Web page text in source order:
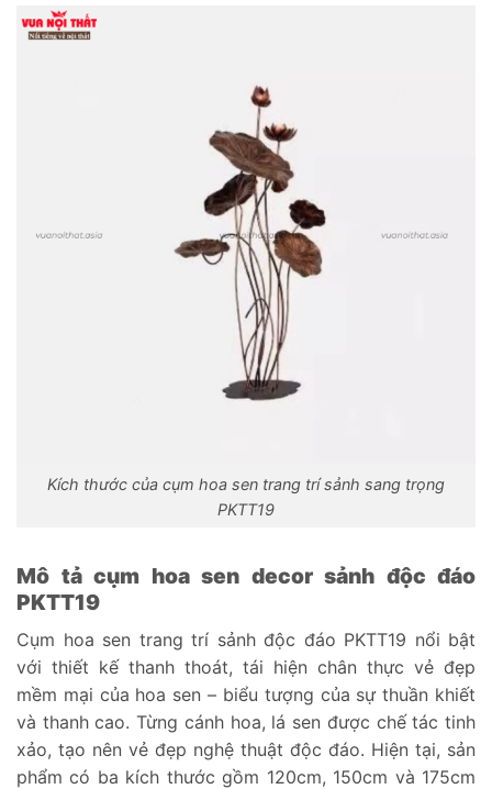
Kích thước của cụm hoa sen trang trí sảnh sang trọng
PKTT19
Mô tả cụm hoa sen decor sảnh độc đáo
PKTT19
Cụm hoa sen trang trí sảnh độc đáo PKTT19 nổi bật
với thiết kế thanh thoát, tái hiện chân thực vẻ đẹp
mềm mại của hoa sen – biểu tượng của sự thuần khiết
và thanh cao. Từng cánh hoa, lá sen được chế tác tinh
xảo, tạo nên vẻ đẹp nghệ thuật độc đáo. Hiện tại, sản
phẩm có ba kích thước gồm 120cm, 150cm và 175cm